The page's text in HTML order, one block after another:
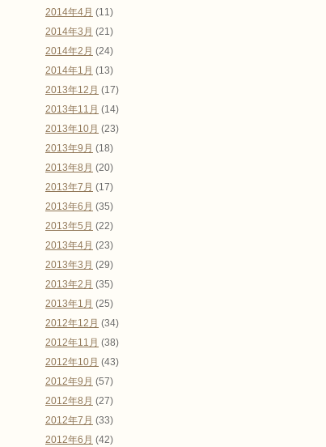
2014年4月 (11)
2014年3月 (21)
2014年2月 (24)
2014年1月 (13)
2013年12月 (17)
2013年11月 (14)
2013年10月 (23)
2013年9月 (18)
2013年8月 (20)
2013年7月 (17)
2013年6月 (35)
2013年5月 (22)
2013年4月 (23)
2013年3月 (29)
2013年2月 (35)
2013年1月 (25)
2012年12月 (34)
2012年11月 (38)
2012年10月 (43)
2012年9月 (57)
2012年8月 (27)
2012年7月 (33)
2012年6月 (42)